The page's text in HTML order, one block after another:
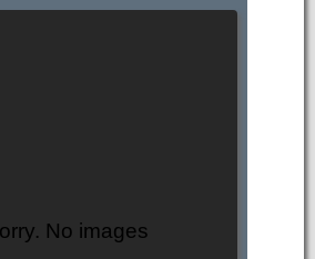
No images